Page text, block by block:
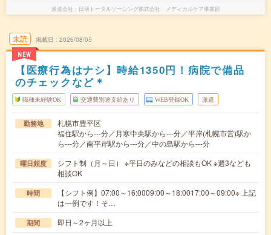
派遣会社 日研トータルソーシング株式会社 メディカルケア事業部
未読
NEW
掲載日 2026/08/05
【医療行為はナシ】時給1350円！病院で備品
のチェックなど＊
職種未経験OK 交通費別途支給あり WEB登録OK 派遣
勤務地
札幌市豊平区
福住駅から---分／月寒中央駅から---分／平岸(札幌市営)駅か
ら---分／南平岸駅から---分／中の島駅から---分
曜日頻度
シフト制（月～日） ※平日のみなどの相談もOK ※週3なども
相談OK
時間
【シフト例】07:00～16:0009:00～18:0017:00～09:00※ 上記
は一例です！そ…
期間 即日～2ヶ月以上